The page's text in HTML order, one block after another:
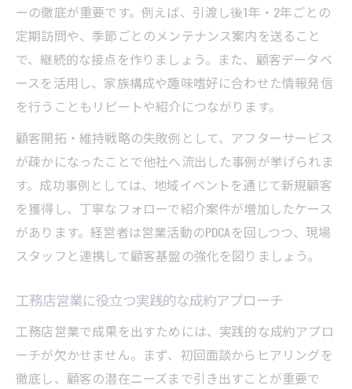
ーの徹底が重要です。例えば、引渡し後1年・2年ごとの
定期訪問や、季節ごとのメンテナンス案内を送ること
で、継続的な接点を作りましょう。また、顧客データベ
ースを活用し、家族構成や趣味嗜好に合わせた情報発信
を行うこともリピートや紹介につながります。
顧客開拓・維持戦略の失敗例として、アフターサービス
が疎かになったことで他社へ流出した事例が挙げられま
す。成功事例としては、地域イベントを通じて新規顧客
を獲得し、丁寧なフォローで紹介案件が増加したケース
があります。経営者は営業活動のPDCAを回しつつ、現場
スタッフと連携して顧客基盤の強化を図りましょう。
工務店営業に役立つ実践的な成約アプローチ
工務店営業で成果を出すためには、実践的な成約アプロ
ーチが欠かせません。まず、初回面談からヒアリングを
徹底し、顧客の潜在ニーズまで引き出すことが重要で